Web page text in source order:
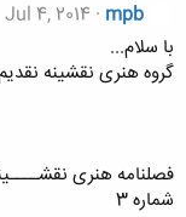
mpb
Jul 4, 2014
با سلام...
گروه هنری نقشینه
شماره 3